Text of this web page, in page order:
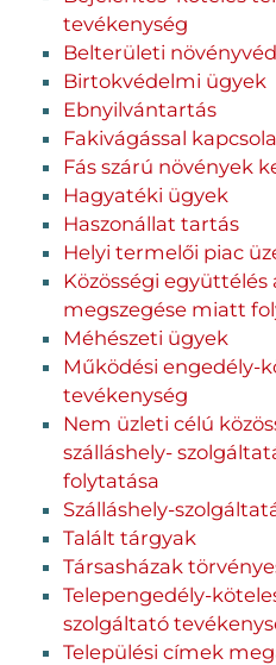
tevékenység
Belterületi
Birtokvédelmi ügyek
Ebnyilvántartás
Fakivágással
Fás szárú növények
Hagyatéki ügyek
Haszonállat tartás
Helyi termelői piac
Közösségi
megszegése miatt
Méhészeti ügyek
Működési engedély-
tevékenység
Nem üzleti célú
szálláshely-
folytatása
Szálláshely-
Talált tárgyak
Társasházak
Telepengedély-
szolgáltató
Települési címek